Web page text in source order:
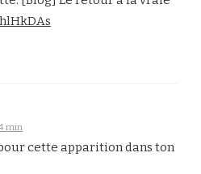
min
cette apparition dans ton